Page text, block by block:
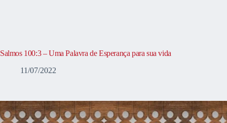
Salmos 100:3 – Uma Palavra de Esperança para sua vida
11/07/2022